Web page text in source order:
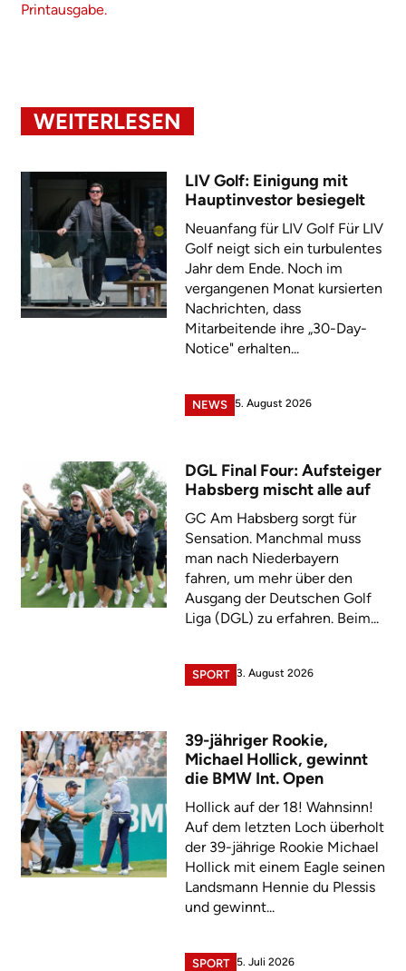
Printausgabe.
WEITERLESEN
LIV Golf: Einigung mit
Hauptinvestor besiegelt
Neuanfang für LIV Golf Für LIV
Golf neigt sich ein turbulentes
Jahr dem Ende. Noch im
vergangenen Monat kursierten
Nachrichten, dass
Mitarbeitende ihre „30-Day-
Notice" erhalten...
NEWS 5. August 2026
DGL Final Four: Aufsteiger
Habsberg mischt alle auf
GC Am Habsberg sorgt für
Sensation. Manchmal muss
man nach Niederbayern
fahren, um mehr über den
Ausgang der Deutschen Golf
Liga (DGL) zu erfahren. Beim...
SPORT 3. August 2026
39-jähriger Rookie,
Michael Hollick, gewinnt
die BMW Int. Open
Hollick auf der 18! Wahnsinn!
Auf dem letzten Loch überholt
der 39-jährige Rookie Michael
Hollick mit einem Eagle seinen
Landsmann Hennie du Plessis
und gewinnt...
SPORT 5. Juli 2026